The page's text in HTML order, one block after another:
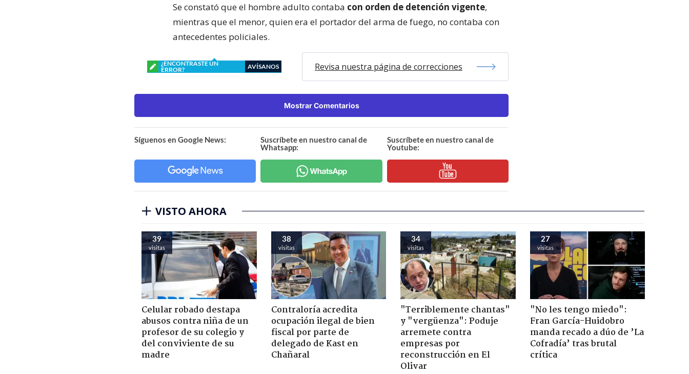
Se constató que el hombre adulto contaba con orden de detención vigente,
mientras que el menor, quien era el portador del arma de fuego, no contaba con
antecedentes policiales.
¿ENCONTRASTE UN
ERROR?
AVÍSANOS Revisa nuestra página de correcciones
Mostrar Comentarios
Síguenos en Google News:
Suscríbete en nuestro canal de
Whatsapp:
Suscríbete en nuestro canal de
Youtube:
VISTO AHORA
39
visitas
Celular robado destapa
abusos contra niña de un
profesor de su colegio y
del conviviente de su
madre
38
visitas
Contraloría acredita
ocupación ilegal de bien
fiscal por parte de
delegado de Kast en
Chañaral
34
visitas
"Terriblemente chantas"
y "vergüenza": Poduje
arremete contra
empresas por
reconstrucción en El
Olivar
27
visitas
"No les tengo miedo":
Fran García-Huidobro
manda recado a dúo de ’La
Cofradía’ tras brutal
crítica